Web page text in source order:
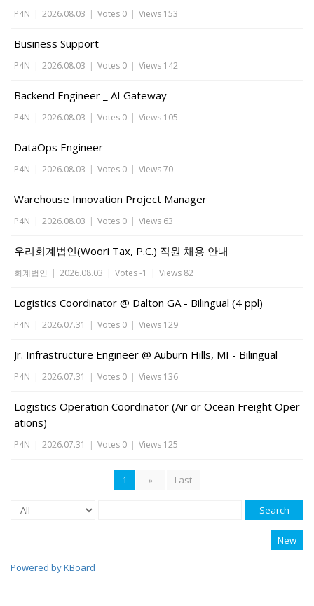
P4N | 2026.08.03 | Votes 0 | Views 153
Business Support
P4N | 2026.08.03 | Votes 0 | Views 142
Backend Engineer _ AI Gateway
P4N | 2026.08.03 | Votes 0 | Views 105
DataOps Engineer
P4N | 2026.08.03 | Votes 0 | Views 70
Warehouse Innovation Project Manager
P4N | 2026.08.03 | Votes 0 | Views 63
우리회계법인(Woori Tax, P.C.) 직원 채용 안내
회계법인 | 2026.08.03 | Votes -1 | Views 82
Logistics Coordinator @ Dalton GA - Bilingual (4 ppl)
P4N | 2026.07.31 | Votes 0 | Views 129
Jr. Infrastructure Engineer @ Auburn Hills, MI - Bilingual
P4N | 2026.07.31 | Votes 0 | Views 136
Logistics Operation Coordinator (Air or Ocean Freight Oper
ations)
P4N | 2026.07.31 | Votes 0 | Views 125
1 » Last
Search
New
Powered by KBoard